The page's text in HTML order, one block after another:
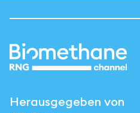
Herausgegeben von